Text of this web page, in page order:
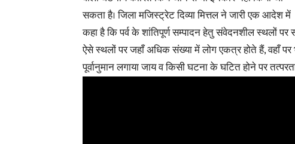
सकता है। जिला मजिस्ट्रेट दिव्या मित्तल ने जारी एक आदेश में
कहा है कि पर्व के शांतिपूर्ण सम्पादन हेतु संवेदनशील स्थलों
ऐसे स्थलों पर जहाँ अधिक संख्या में लोग एकत्र होते हैं, वहाँ
पूर्वानुमान लगाया जाय व किसी घटना के घटित होने पर